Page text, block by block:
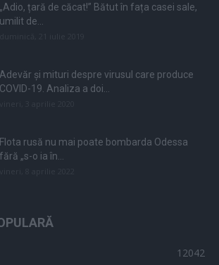
„Adio, țară de căcat!” Bătut în fața casei sale,
umilit de...
Adevăr și mituri despre virusul care produce
COVID-19. Analiza a doi...
Flota rusă nu mai poate bombarda Odessa
fără „s-o ia în...
12042